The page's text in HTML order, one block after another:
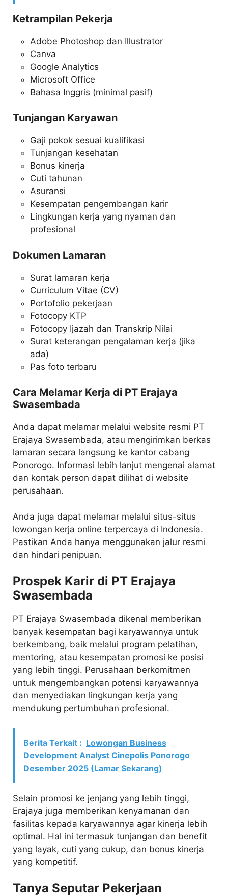
Ketrampilan Pekerja
Adobe Photoshop dan Illustrator
Canva
Google Analytics
Microsoft Office
Bahasa Inggris (minimal pasif)
Tunjangan Karyawan
Gaji pokok sesuai kualifikasi
Tunjangan kesehatan
Bonus kinerja
Cuti tahunan
Asuransi
Kesempatan pengembangan karir
Lingkungan kerja yang nyaman dan
profesional
Dokumen Lamaran
Surat lamaran kerja
Curriculum Vitae (CV)
Portofolio pekerjaan
Fotocopy KTP
Fotocopy Ijazah dan Transkrip Nilai
Surat keterangan pengalaman kerja (jika
ada)
Pas foto terbaru
Cara Melamar Kerja di PT Erajaya
Swasembada
Anda dapat melamar melalui website resmi PT
Erajaya Swasembada, atau mengirimkan berkas
lamaran secara langsung ke kantor cabang
Ponorogo. Informasi lebih lanjut mengenai alamat
dan kontak person dapat dilihat di website
perusahaan.
Anda juga dapat melamar melalui situs-situs
lowongan kerja online terpercaya di Indonesia.
Pastikan Anda hanya menggunakan jalur resmi
dan hindari penipuan.
Prospek Karir di PT Erajaya
Swasembada
PT Erajaya Swasembada dikenal memberikan
banyak kesempatan bagi karyawannya untuk
berkembang, baik melalui program pelatihan,
mentoring, atau kesempatan promosi ke posisi
yang lebih tinggi. Perusahaan berkomitmen
untuk mengembangkan potensi karyawannya
dan menyediakan lingkungan kerja yang
mendukung pertumbuhan profesional.
Berita Terkait : Lowongan Business
Development Analyst Cinepolis Ponorogo
Desember 2025 (Lamar Sekarang)
Selain promosi ke jenjang yang lebih tinggi,
Erajaya juga memberikan kenyamanan dan
fasilitas kepada karyawannya agar kinerja lebih
optimal. Hal ini termasuk tunjangan dan benefit
yang layak, cuti yang cukup, dan bonus kinerja
yang kompetitif.
Tanya Seputar Pekerjaan